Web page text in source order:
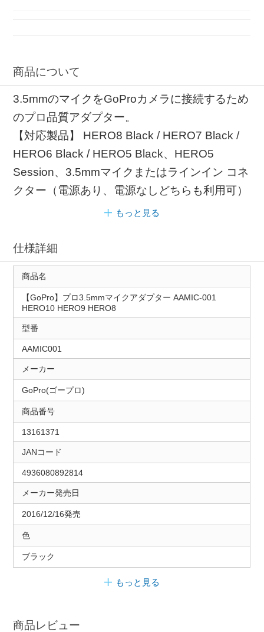
商品について
3.5mmのマイクをGoProカメラに接続するため
のプロ品質アダプター。
【対応製品】 HERO8 Black / HERO7 Black /
HERO6 Black / HERO5 Black、HERO5
Session、3.5mmマイクまたはラインイン コネ
クター（電源あり、電源なしどちらも利用可）
もっと見る
仕様詳細
商品名
【GoPro】プロ3.5mmマイクアダプター AAMIC-001
HERO10 HERO9 HERO8
型番
AAMIC001
メーカー
GoPro(ゴープロ)
商品番号
13161371
JANコード
4936080892814
メーカー発売日
2016/12/16発売
色
ブラック
もっと見る
商品レビュー